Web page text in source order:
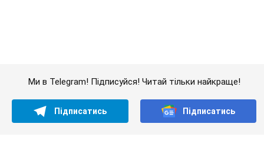
Ми в Telegram! Підписуйся! Читай тільки найкраще!
Підписатись Підписатись